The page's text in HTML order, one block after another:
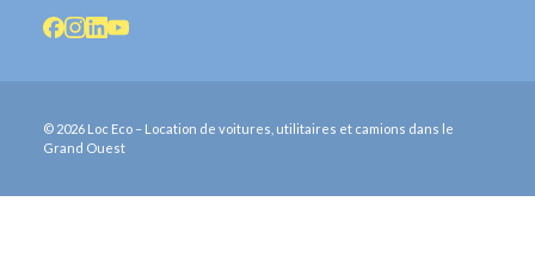
© 2026 Loc Eco – Location de voitures, utilitaires et camions dans le
Grand Ouest